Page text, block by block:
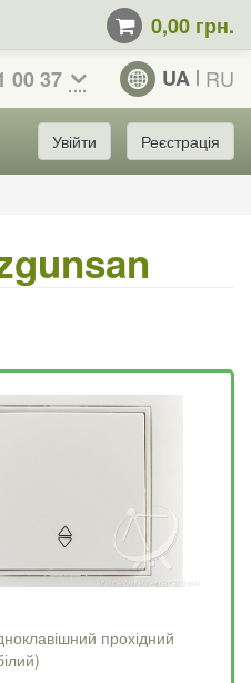
0,00 грн.
00 37 UA RU
Увійти Реєстрація
прохідний